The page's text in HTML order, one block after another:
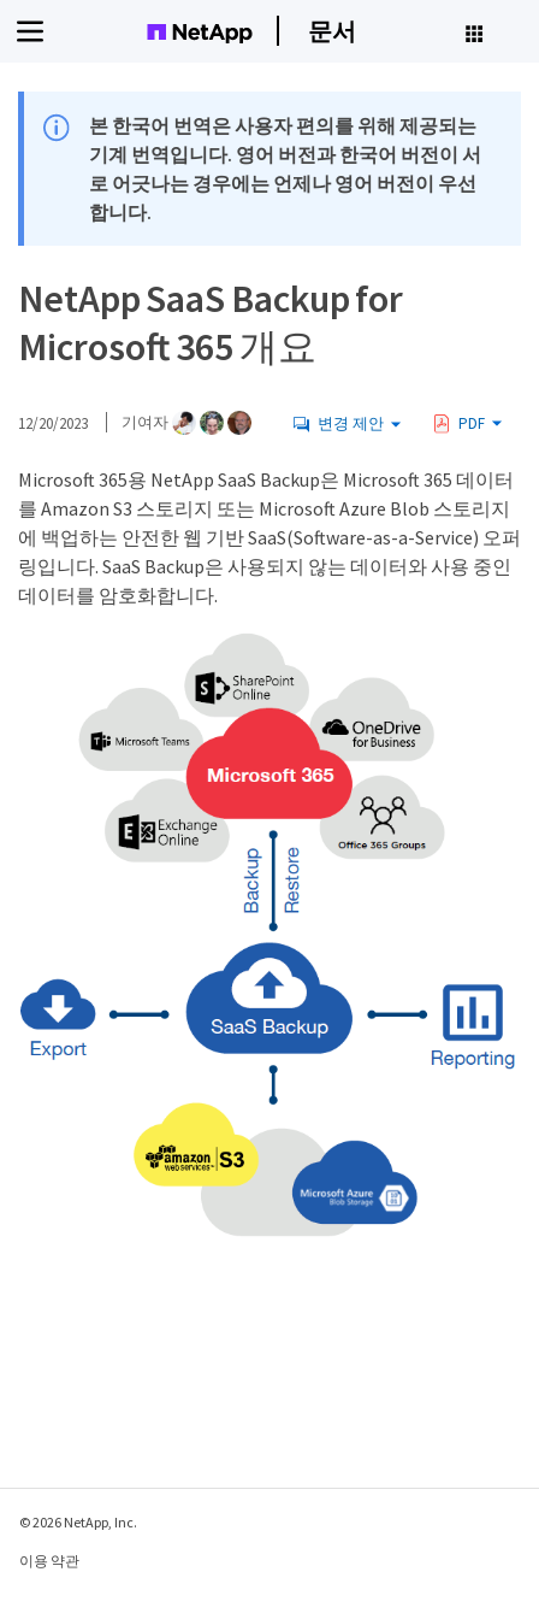
문서
본 한국어 번역은 사용자 편의를 위해 제공되는
기계 번역입니다. 영어 버전과 한국어 버전이 서
로 어긋나는 경우에는 언제나 영어 버전이 우선
합니다.
NetApp SaaS Backup for
Microsoft 365 개요
12/20/2023 기여자 변경 제안 PDF
Microsoft 365용 NetApp SaaS Backup은 Microsoft 365 데이터
를 Amazon S3 스토리지 또는 Microsoft Azure Blob 스토리지
에 백업하는 안전한 웹 기반 SaaS(Software-as-a-Service) 오퍼
링입니다. SaaS Backup은 사용되지 않는 데이터와 사용 중인
데이터를 암호화합니다.
© 2026 NetApp, Inc.
이용 약관